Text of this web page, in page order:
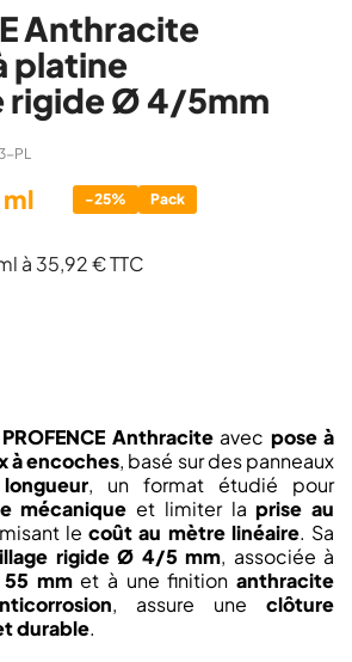
Anthracite
platine
rigide Ø 4/5mm
PL
-25% Pack
à 35,92 € TTC
Anthraciteavec pose à
à encoches, basé sur des panneaux
, un format étudié pour
mécanique et limiter laprise au
lecoût au mètre linéaire. Sa
rigide Ø 4/5 mm, associée à
mmet à une finitionanthracite
, assure une clôture
durable.